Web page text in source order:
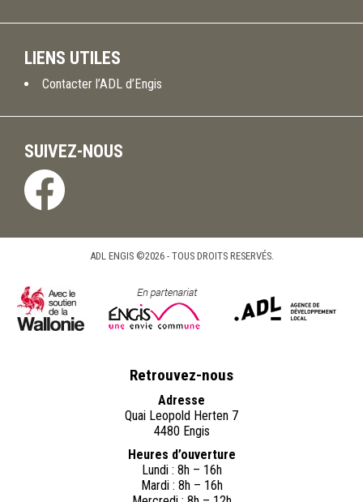
LIENS UTILES
Contacter l’ADL d’Engis
SUIVEZ-NOUS
ADL ENGIS ©2026 - TOUS DROITS RESERVÉS.
Retrouvez-nous
Adresse
Quai Leopold Herten 7
4480 Engis
Heures d’ouverture
Lundi : 8h – 16h
Mardi : 8h – 16h